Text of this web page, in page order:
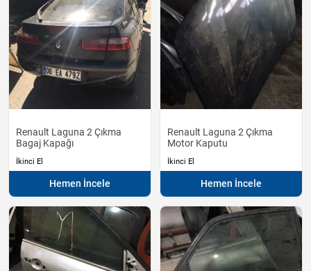
Renault Laguna 2 Çıkma
Bagaj Kapağı
İkinci El
Hemen İncele
Renault Laguna 2 Çıkma
Motor Kaputu
İkinci El
Hemen İncele